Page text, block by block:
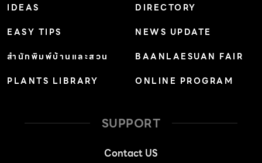
IDEAS
EASY TIPS
สำนักพิมพ์บ้านและสวน
PLANTS LIBRARY
DIRECTORY
NEWS UPDATE
BAANLAESUAN FAIR
ONLINE PROGRAM
SUPPORT
Contact US